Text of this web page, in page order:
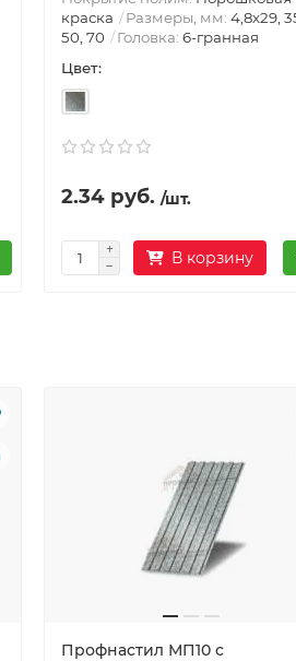
краска
Размеры, мм: 4,8х29,
50, 70
Головка: 6-гранная
Цвет:
2.34 руб. /шт.
В корзину
Профнастил МП10 с